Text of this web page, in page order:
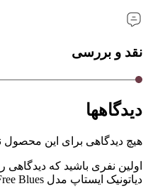
نقد و بررسی
دیدگاهها
هیچ دیدگاهی برای این
اولین نفری باشید که
دیاتونیک ایستاپ مدل Free Blues”